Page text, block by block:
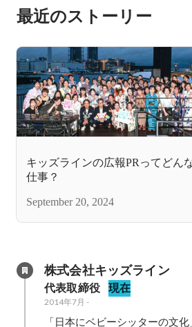
最近のストーリー
キッズラインの広報PRってどん
仕事？
September 20, 2024
株式会社キッズライン
代表取締役 現在
2014年7月 -
「日本にベビーシッターの文